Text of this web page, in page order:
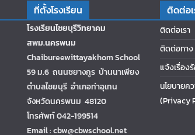
ที่ตั้งโรงเรียน
โรงเรียนไชยบุรีวิทยาคม
สพม.นครพนม
Chaibureewittayakhom School
59 ม.6 ถนนชยางกูร บ้านนาเพียง
ตำบลไชยบุรี อำเภอท่าอุเทน
จังหวัดนครพนม 48120
โทรศัพท์ 042-199514
Email : cbw@cbwschool.net
ติดต่อเ
ติดต่อเรา
ติดต่อทาง
แจ้งเรื่อง
นโยบายค
(Privacy